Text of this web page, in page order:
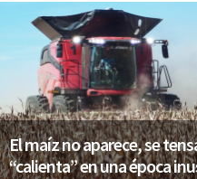
El maíz no aparece, se
“calienta” en una época